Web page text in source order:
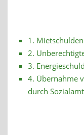
1. Mietschulden
2.
3.
4. Übernahme
durch